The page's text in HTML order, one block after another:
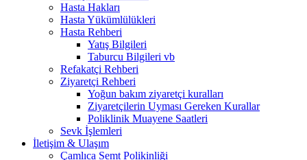
Hasta Hakları
Hasta Yükümlülükleri
Hasta Rehberi
Yatış Bilgileri
Taburcu Bilgileri vb
Refakatçi Rehberi
Ziyaretçi Rehberi
Yoğun bakım ziyaretçi kuralları
Ziyaretçilerin Uyması Gereken Kurallar
Poliklinik Muayene Saatleri
Sevk İşlemleri
İletişim & Ulaşım
Çamlıca Semt Polikinliği